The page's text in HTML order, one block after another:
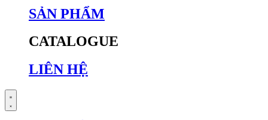
SẢN PHẨM
CATALOGUE
LIÊN HỆ